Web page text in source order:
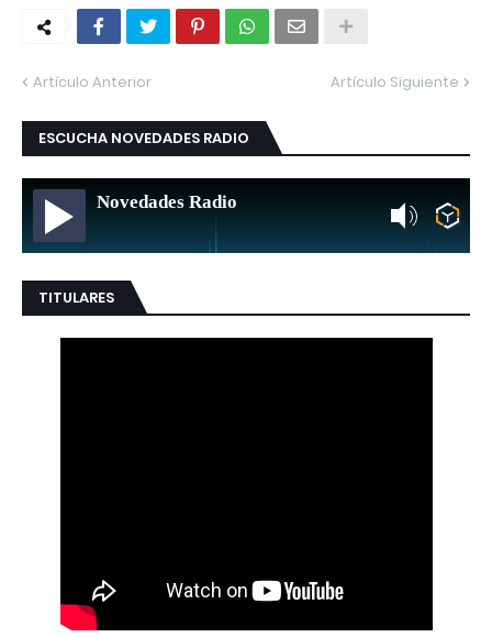
Artículo Anterior Artículo Siguiente
ESCUCHA NOVEDADES RADIO
Novedades Radio
TITULARES